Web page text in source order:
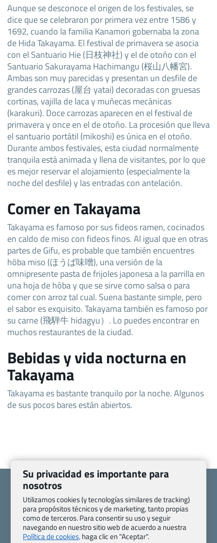
Aunque se desconoce el origen de los festivales, se
dice que se celebraron por primera vez entre 1586 y
1692, cuando la familia Kanamori gobernaba la zona
de Hida Takayama. El festival de primavera se asocia
con el Santuario Hie (日枝神社) y el de otoño con el
Santuario Sakurayama Hachimangu (桜山八幡宮).
Ambas son muy parecidas y presentan un desfile de
grandes carrozas (屋台 yatai) decoradas con gruesas
cortinas, vajilla de laca y muñecas mecánicas
(karakuri). Doce carrozas aparecen en el festival de
primavera y once en el de otoño. La procesión que lleva
el santuario portátil (mikoshi) es única en el otoño.
Durante ambos festivales, esta ciudad normalmente
tranquila está animada y llena de visitantes, por lo que
es mejor reservar el alojamiento (especialmente la
noche del desfile) y las entradas con antelación.
Comer en Takayama
Takayama es famoso por sus fideos ramen, cocinados
en caldo de miso con fideos finos. Al igual que en otras
partes de Gifu, es probable que también encuentres
hōba miso (ほうば味噌), una versión de la
omnipresente pasta de frijoles japonesa a la parrilla en
una hoja de hōba y que se sirve como salsa o para
comer con arroz tal cual. Suena bastante simple, pero
el sabor es exquisito. Takayama también es famoso por
su carne (飛騨牛 hidagyu）. Lo puedes encontrar en
muchos restaurantes de la ciudad.
Bebidas y vida nocturna en
Takayama
Takayama es bastante tranquilo por la noche. Algunos
de sus pocos bares están abiertos.
Quienes somos
Contacto
Pasaporte, Visado, Salud y otras disposiciones específicas
Su privacidad es importante para
nosotros
Utilizamos cookies (y tecnologías similares de tracking)
para propósitos técnicos y de marketing, tanto propias
como de terceros. Para consentir su uso y seguir
navegando en nuestro sitio web de acuerdo a nuestra
Política de cookies,haga clic en "Aceptar".